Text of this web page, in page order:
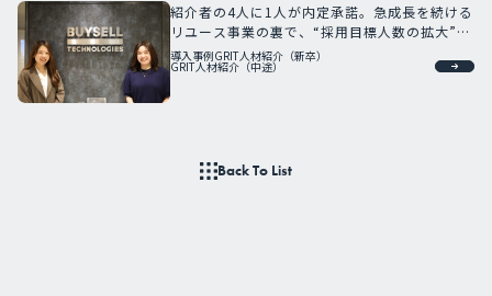
紹介者の4人に1人が内定承諾。急成長を続ける
リユース事業の裏で、“採用目標人数の拡大”に
はどう対応したのか。
導入事例GRIT人材紹介（新卒）
GRIT人材紹介（中途）
Back To List